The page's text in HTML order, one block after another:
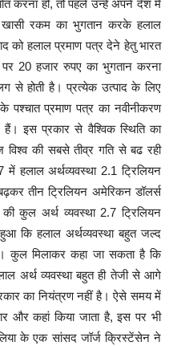
करना हो, तो पहले उन्हें अपने देश में
रकम का भुगतान करके हलाल
को हलाल प्रमाण पत्र देने हेतु भारत
20 हजार रुपए का भुगतान करना
से होती है। प्रत्येक उत्पाद के लिए
प्रमाण पत्र का नवीनीकरण
इस प्रकार से वैश्विक स्थिति का
की सबसे तीव्र गति से बढ रही
में हलाल अर्थव्यवस्था 2.1 ट्रिलियन
तीन ट्रिलियन अमेरिकन डॉलर्स
कुल अर्थ व्यवस्था 2.7 ट्रिलियन
कि हलाल अर्थव्यवस्था बहुत जल्द
कुल मिलाकर कहा जा सकता है कि
अर्थ व्यवस्था बहुत ही तेजी से आगे
का नियंत्रण नहीं है। ऐसे समय में
और कहां किया जाता है, इस पर भी
के एक सांसद जॉर्ज क्रिस्टेंसेन ने